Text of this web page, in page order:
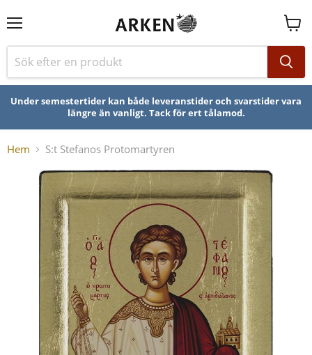
Se
Under semestertider kan både leveranstider och svarstider vara
längre än vanligt. Tack för ert tålamod.
Hem S:t Stefanos Protomartyren